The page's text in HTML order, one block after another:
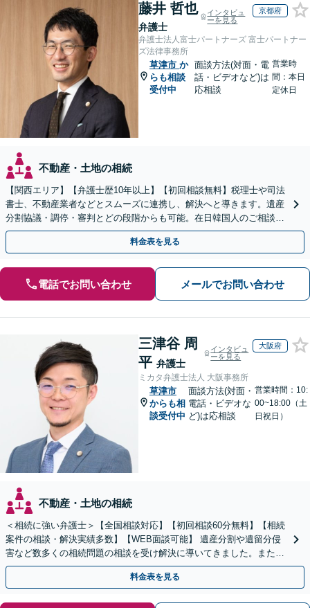
藤井 哲也
弁護士
インタビュ
ーを見る
京都府
弁護士法人富士パートナーズ 富士パートナー
ズ法律事務所
草津市 か
らも相談
受付中
面談方法(対面・電
話・ビデオなど)は
応相談
営業時
間：本日
定休日
不動産・土地の相続
【関西エリア】【弁護士歴10年以上】【初回相談無料】税理士や司法
書士、不動産業者などとスムーズに連携し、解決へと導きます。遺産
分割協議・調停・審判とどの段階からも可能。在日韓国人のご相談も
対応しております【休日・夜間相談可】
料金表を見る
電話でお問い合わせ メールでお問い合わせ
三津谷 周
平 弁護士
インタビュ
ーを見る
大阪府
ミカタ弁護士法人 大阪事務所
草津市
からも相
談受付中
面談方法(対面・
電話・ビデオな
ど)は応相談
営業時間：10:
00~18:00（土
日祝日）
不動産・土地の相続
＜相続に強い弁護士＞【全国相談対応】【初回相談60分無料】【相続
案件の相談・解決実績多数】【WEB面談可能】 遺産分割や遺留分侵
害など数多くの相続問題の相談を受け解決に導いてきました。また、
過去に１００件超の遺言作成のお手伝いをしました。
料金表を見る